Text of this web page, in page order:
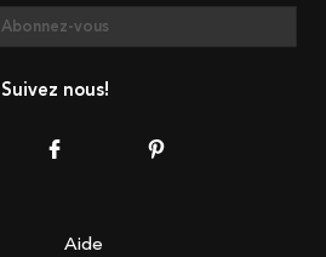
Abonnez-vous
Suivez nous!
Aide